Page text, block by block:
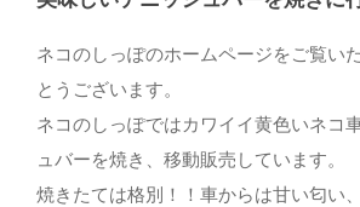
ネコのしっぽのホームページをご覧い
とうございます。
ネコのしっぽではカワイイ黄色いネコ
ュバーを焼き、移動販売しています。
焼きたては格別！！車からは甘い匂い